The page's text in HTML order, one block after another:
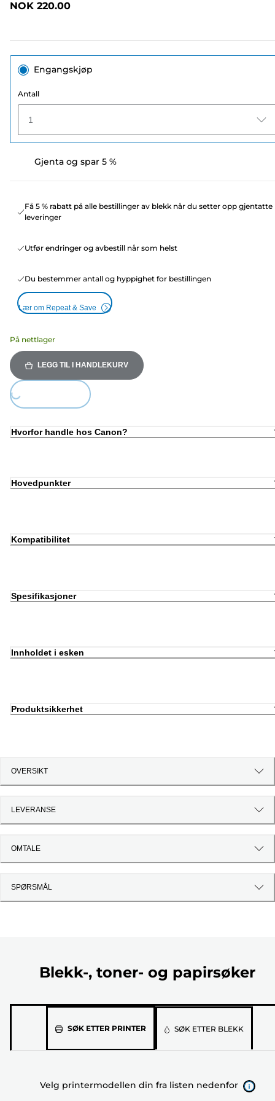
NOK 220.00
Engangskjøp
Antall
1
Gjenta og spar 5 %
Få 5 % rabatt på alle bestillinger av blekk når du setter opp gjentatte
leveringer
Utfør endringer og avbestill når som helst
Du bestemmer antall og hyppighet for bestillingen
Lær om Repeat & Save
På nettlager
LEGG TIL I HANDLEKURV
Hvorfor handle hos Canon?
Hovedpunkter
Kompatibilitet
Spesifikasjoner
Innholdet i esken
Produktsikkerhet
OVERSIKT
LEVERANSE
OMTALE
SPØRSMÅL
Blekk-, toner- og papirsøker
SØK ETTER PRINTERVelg
listen
SØK ETTER BLEKK
Velg printermodellen din fra listen nedenfor